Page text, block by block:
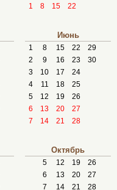
1
8 15 22
Июнь
1 8 15 22
29
2
9 16 23
30
3
10 17
24
4
11 18
25
5
12 19
26
6
13 20
27
7
14 21 28
Октябрь
5 12 19
26
6
13 20
27
7
14 21
28